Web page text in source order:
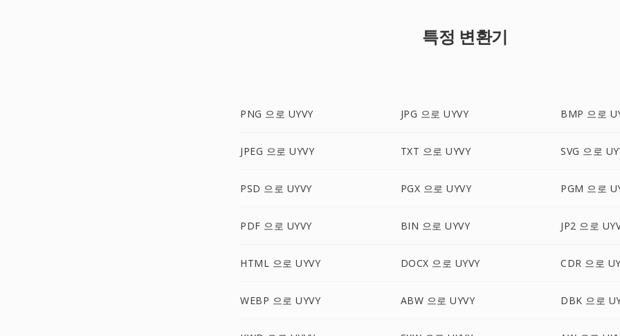
특정 변환기
PNG 으로 UYVY JPG 으로 UYVY BMP 으로
JPEG 으로 UYVY TXT 으로 UYVY SVG 으로
PSD 으로 UYVY PGX 으로 UYVY PGM 으로
PDF 으로 UYVY BIN 으로 UYVY JP2 으로
HTML 으로 UYVY DOCX 으로 UYVY CDR 으로
WEBP 으로 UYVY ABW 으로 UYVY DBK 으로